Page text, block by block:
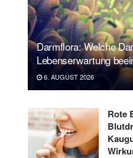
Darmflora: Welche
Lebenserwartung
6. AUGUST 2026
Rote